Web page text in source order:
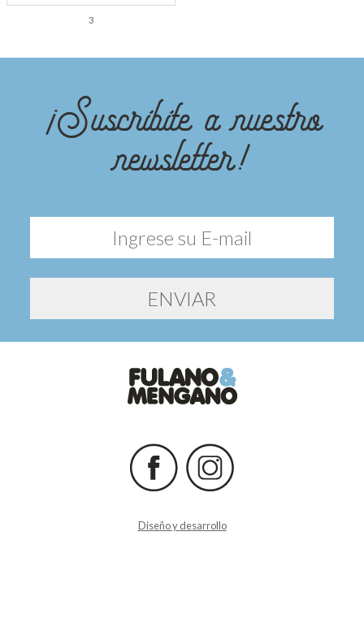
3
¡Suscribite a nuestro
newsletter!
Diseño y desarrollo